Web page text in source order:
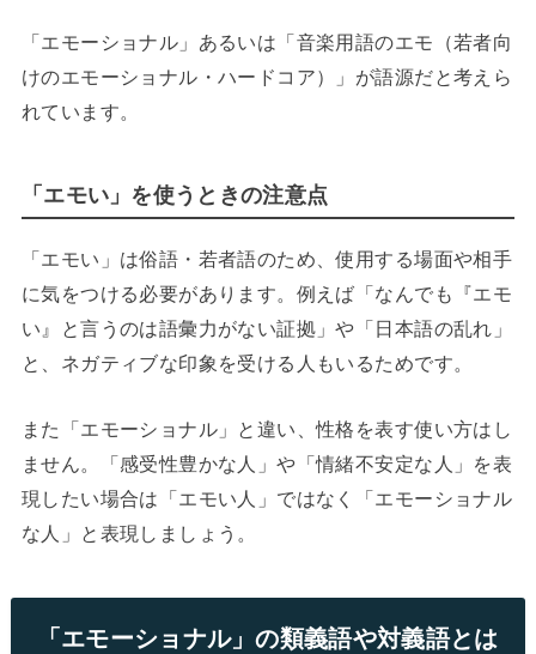
「エモーショナル」あるいは「音楽用語のエモ（若者向
けのエモーショナル・ハードコア）」が語源だと考えら
れています。
「エモい」を使うときの注意点
「エモい」は俗語・若者語のため、使用する場面や相手
に気をつける必要があります。例えば「なんでも『エモ
い』と言うのは語彙力がない証拠」や「日本語の乱れ」
と、ネガティブな印象を受ける人もいるためです。
また「エモーショナル」と違い、性格を表す使い方はし
ません。「感受性豊かな人」や「情緒不安定な人」を表
現したい場合は「エモい人」ではなく「エモーショナル
な人」と表現しましょう。
「エモーショナル」の類義語や対義語とは